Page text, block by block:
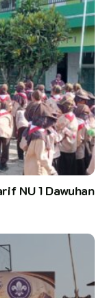
NU 1 Dawuhan